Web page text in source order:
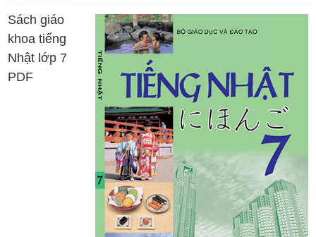
Sách giáo
khoa tiếng
Nhật lớp 7
PDF